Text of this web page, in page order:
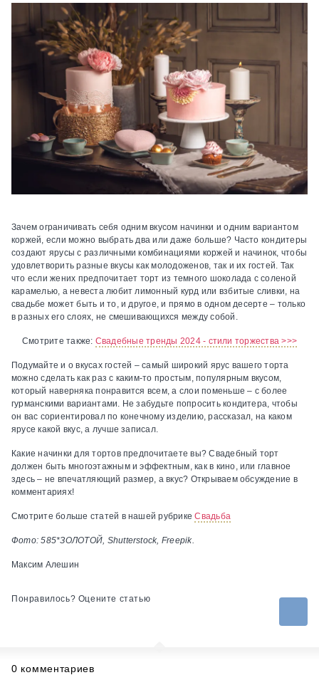
Зачем ограничивать себя одним вкусом начинки и одним вариантом
коржей, если можно выбрать два или даже больше? Часто кондитеры
создают ярусы с различными комбинациями коржей и начинок, чтобы
удовлетворить разные вкусы как молодоженов, так и их гостей. Так
что если жених предпочитает торт из темного шоколада с соленой
карамелью, а невеста любит лимонный курд или взбитые сливки, на
свадьбе может быть и то, и другое, и прямо в одном десерте – только
в разных его слоях, не смешивающихся между собой.
Смотрите также: Свадебные тренды 2024 - стили торжества >>>
Подумайте и о вкусах гостей – самый широкий ярус вашего торта
можно сделать как раз с каким-то простым, популярным вкусом,
который наверняка понравится всем, а слои поменьше – с более
гурманскими вариантами. Не забудьте попросить кондитера, чтобы
он вас сориентировал по конечному изделию, рассказал, на каком
ярусе какой вкус, а лучше записал.
Какие начинки для тортов предпочитаете вы? Свадебный торт
должен быть многоэтажным и эффектным, как в кино, или главное
здесь – не впечатляющий размер, а вкус? Открываем обсуждение в
комментариях!
Смотрите больше статей в нашей рубрикеСвадьба
Фото: 585*ЗОЛОТОЙ, Shutterstock, Freepik.
Максим Алешин
Понравилось? Оцените статью
0 комментариев